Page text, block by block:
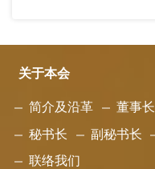
关于本会
简介及沿革 董事长
秘书长 副秘书长
联络我们